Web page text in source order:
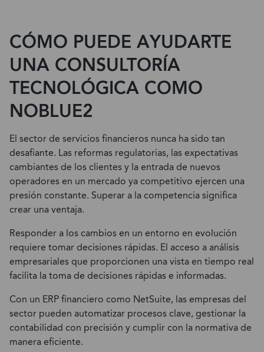
CÓMO PUEDE AYUDARTE
UNA CONSULTORÍA
TECNOLÓGICA COMO
NOBLUE2
El sector de servicios financieros nunca ha sido tan
desafiante. Las reformas regulatorias, las expectativas
cambiantes de los clientes y la entrada de nuevos
operadores en un mercado ya competitivo ejercen una
presión constante. Superar a la competencia significa
crear una ventaja.
Responder a los cambios en un entorno en evolución
requiere tomar decisiones rápidas. El acceso a análisis
empresariales que proporcionen una vista en tiempo real
facilita la toma de decisiones rápidas e informadas.
Con un ERP financiero como NetSuite, las empresas del
sector pueden automatizar procesos clave, gestionar la
contabilidad con precisión y cumplir con la normativa de
manera eficiente.